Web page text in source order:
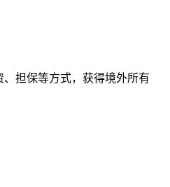
、担保等方式，获得境外所有